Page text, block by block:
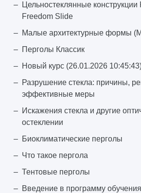
Цельностеклянные
Freedom Slide
Малые архитектурные формы
Перголы Классик
Новый курс (26.01.2026
Разрушение стекла: причины,
эффективные меры
Искажения стекла и другие
остеклении
Биоклиматические перголы
Что такое пергола
Тентовые перголы
Введение в программу обучения